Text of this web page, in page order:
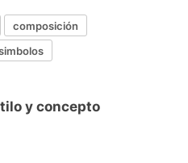
composición
y concepto